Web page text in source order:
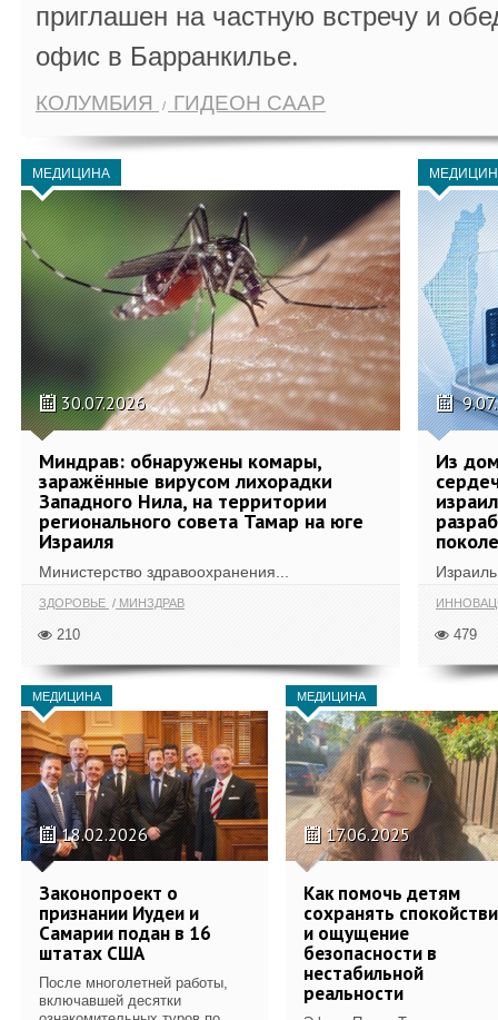
приглашен на частную встречу и
офис в Барранкилье.
КОЛУМБИЯ ГИДЕОН СААР
МЕДИЦИНА
30.07.2026
Миндрав: обнаружены комары,
заражённые вирусом лихорадки
Западного Нила, на территории
регионального совета Тамар на юге
Израиля
Министерство здравоохранения...
ЗДОРОВЬЕ МИНЗДРАВ
210
Из
Израиль
479
МЕДИЦИНА
18.02.2026
Законопроект о
признании Иудеи и
Самарии подан в 16
штатах США
После многолетней работы,
включавшей десятки
МЕДИЦИНА
17.06.2025
Как помочь детям
сохранять
и ощущение
безопасности в
нестабильной
реальности